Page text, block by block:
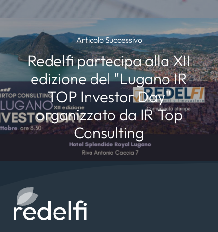
Articolo Successivo
Redelfi partecipa alla XII
edizione del "Lugano IR
TOP Investor Day"
organizzato da IR Top
Consulting